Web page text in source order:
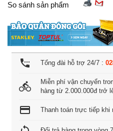
So sánh sản phẩm
settings_phone Tổng đài hỗ trợ 24/7 :
directions_bike
Miễn phí vận chuyển
hàng từ 2.000.000đ trở
credit_card Thanh toán trực tiếp khi